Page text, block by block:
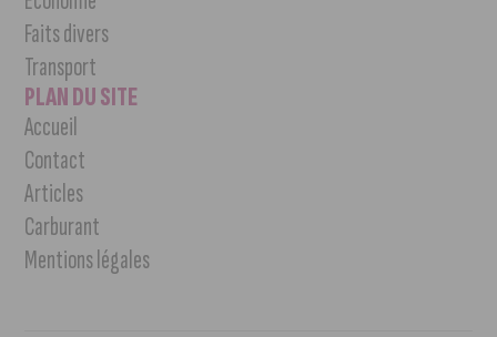
Faits divers
Transport
PLAN DU SITE
Accueil
Contact
Articles
Carburant
Mentions légales